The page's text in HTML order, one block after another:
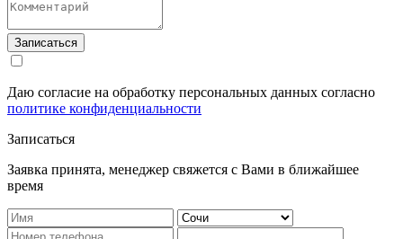
Записаться
Даю согласие на обработку персональных данных согласно
политике конфиденциальности
Записаться
Заявка принята, менеджер свяжется с Вами в ближайшее
время